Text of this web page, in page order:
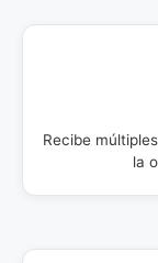
Recibe
la